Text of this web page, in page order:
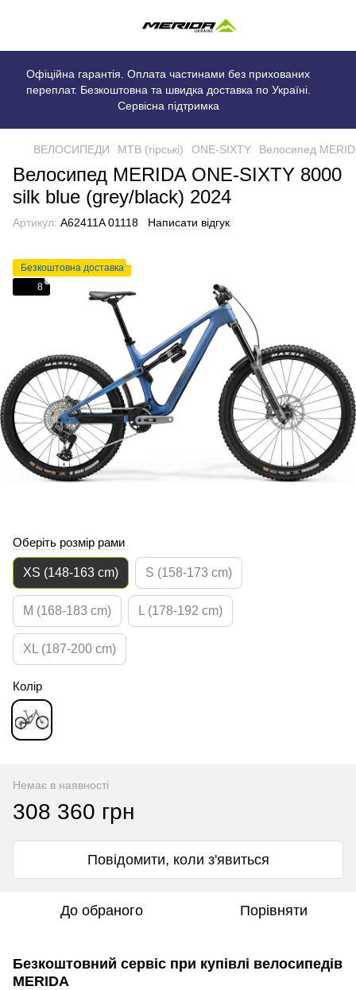
Офіційна гарантія. Оплата частинами без прихованих
переплат. Безкоштовна та швидка доставка по Україні.
Сервісна підтримка
ВЕЛОСИПЕДИ MTB (гірські) ONE-SIXTY Велосипед
Велосипед MERIDA ONE-SIXTY 8000
silk blue (grey/black) 2024
Артикул: A62411A 01118 Написати відгук
Безкоштовна доставка
8
Оберіть розмір рами
XS (148-163 cm) S (158-173 cm)
M (168-183 cm) L (178-192 cm)
XL (187-200 cm)
Колір
Немає в наявності
308 360 грн
Повідомити, коли з'явиться
До обраного Порівняти
Безкоштовний сервіс при купівлі велосипедів
MERIDA